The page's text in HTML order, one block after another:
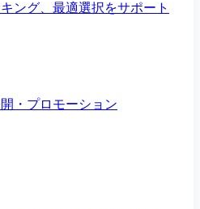
ング、最適選択をサポート
・プロモーション